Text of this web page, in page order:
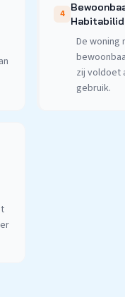
4
De woning
zij voldoet
gebruik.